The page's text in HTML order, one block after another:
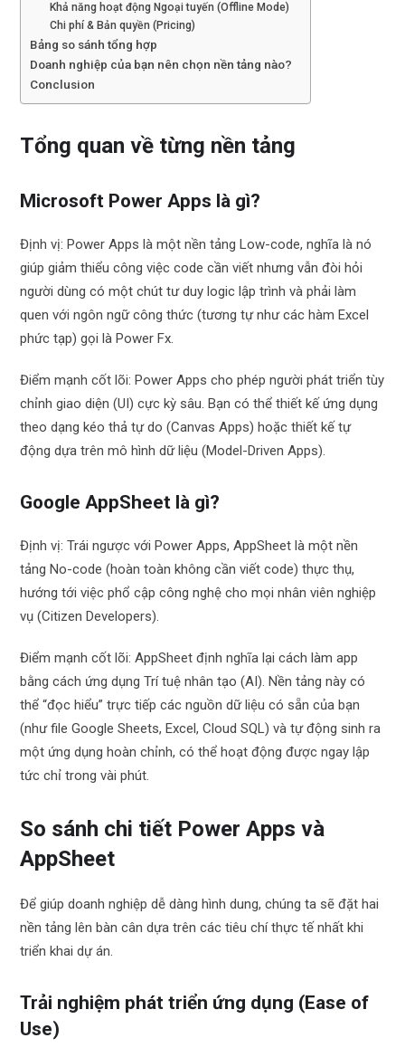
Khả năng hoạt động Ngoại tuyến (Offline Mode)
Chi phí & Bản quyền (Pricing)
Bảng so sánh tổng hợp
Doanh nghiệp của bạn nên chọn nền tảng nào?
Conclusion
Tổng quan về từng nền tảng
Microsoft Power Apps là gì?
Định vị: Power Apps là một nền tảng Low-code, nghĩa là nó
giúp giảm thiểu công việc code cần viết nhưng vẫn đòi hỏi
người dùng có một chút tư duy logic lập trình và phải làm
quen với ngôn ngữ công thức (tương tự như các hàm Excel
phức tạp) gọi là Power Fx.
Điểm mạnh cốt lõi: Power Apps cho phép người phát triển tùy
chỉnh giao diện (UI) cực kỳ sâu. Bạn có thể thiết kế ứng dụng
theo dạng kéo thả tự do (Canvas Apps) hoặc thiết kế tự
động dựa trên mô hình dữ liệu (Model-Driven Apps).
Google AppSheet là gì?
Định vị: Trái ngược với Power Apps, AppSheet là một nền
tảng No-code (hoàn toàn không cần viết code) thực thụ,
hướng tới việc phổ cập công nghệ cho mọi nhân viên nghiệp
vụ (Citizen Developers).
Điểm mạnh cốt lõi: AppSheet định nghĩa lại cách làm app
bằng cách ứng dụng Trí tuệ nhân tạo (AI). Nền tảng này có
thể “đọc hiểu” trực tiếp các nguồn dữ liệu có sẵn của bạn
(như file Google Sheets, Excel, Cloud SQL) và tự động sinh ra
một ứng dụng hoàn chỉnh, có thể hoạt động được ngay lập
tức chỉ trong vài phút.
So sánh chi tiết Power Apps và
AppSheet
Để giúp doanh nghiệp dễ dàng hình dung, chúng ta sẽ đặt hai
nền tảng lên bàn cân dựa trên các tiêu chí thực tế nhất khi
triển khai dự án.
Trải nghiệm phát triển ứng dụng (Ease of
Use)